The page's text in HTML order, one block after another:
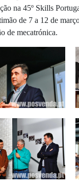
na 45º Skills
de 7 a 12 de
de mecatrónica.